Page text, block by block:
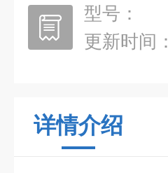
型号：
更新时间：
详情介绍